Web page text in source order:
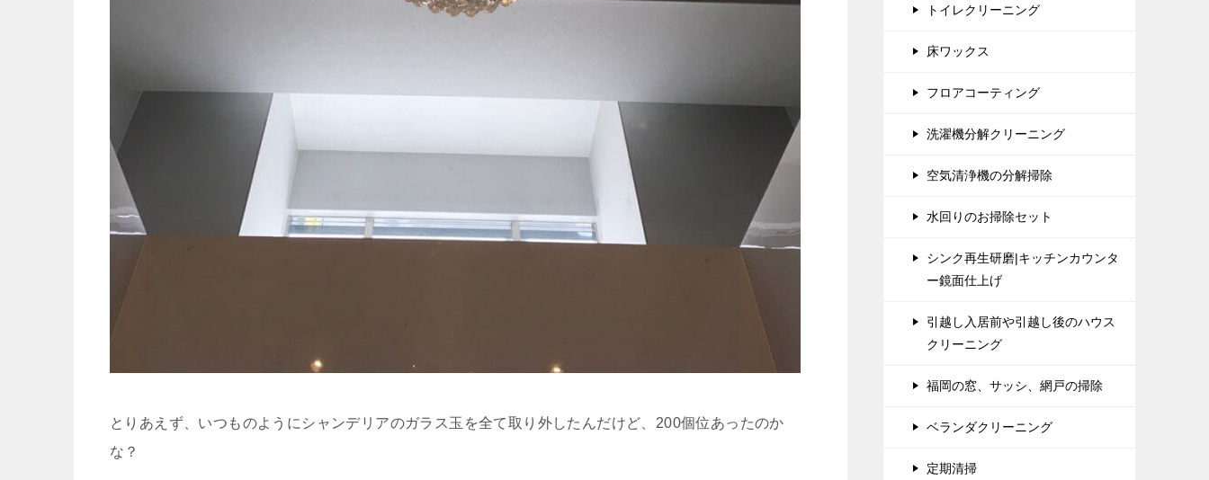
とりあえず、いつものようにシャンデリアのガラス玉を全て取り外したんだけど、200個位あったのか
な？
トイレクリーニング
床ワックス
フロアコーティング
洗濯機分解クリーニング
空気清浄機の分解掃除
水回りのお掃除セット
シンク再生研磨|キッチンカウンタ
ー鏡面仕上げ
引越し入居前や引越し後のハウス
クリーニング
福岡の窓、サッシ、網戸の掃除
ベランダクリーニング
定期清掃